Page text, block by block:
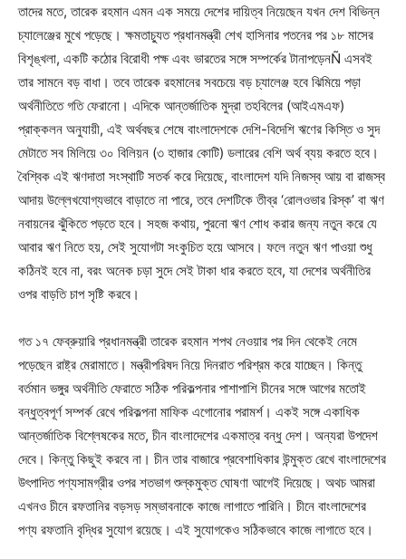
তাদের মতে, তারেক রহমান এমন এক সময়ে দেশের দায়িত্ব নিয়েছেন যখন দেশ বিভিন্ন
চ্যালেঞ্জের মুখে পড়েছে। ক্ষমতাচ্যুত প্রধানমন্ত্রী শেখ হাসিনার পতনের পর ১৮ মাসের
বিশৃঙ্খলা, একটি কঠোর বিরোধী পক্ষ এবং ভারতের সঙ্গে সম্পর্কের টানাপড়েনÑ এসবই
তার সামনে বড় বাধা। তবে তারেক রহমানের সবচেয়ে বড় চ্যালেঞ্জ হবে ঝিমিয়ে পড়া
অর্থনীতিতে গতি ফেরানো। এদিকে আন্তর্জাতিক মুদ্রা তহবিলের (আইএমএফ)
প্রাক্কলন অনুযায়ী, এই অর্থবছর শেষে বাংলাদেশকে দেশি-বিদেশি ঋণের কিস্তি ও সুদ
মেটাতে সব মিলিয়ে ৩০ বিলিয়ন (৩ হাজার কোটি) ডলারের বেশি অর্থ ব্যয় করতে হবে।
বৈশ্বিক এই ঋণদাতা সংস্থাটি সতর্ক করে দিয়েছে, বাংলাদেশ যদি নিজস্ব আয় বা রাজস্ব
আদায় উল্লেখযোগ্যভাবে বাড়াতে না পারে, তবে দেশটিকে তীব্র ‘রোলওভার রিস্ক’ বা ঋণ
নবায়নের ঝুঁকিতে পড়তে হবে। সহজ কথায়, পুরনো ঋণ শোধ করার জন্য নতুন করে যে
আবার ঋণ নিতে হয়, সেই সুযোগটা সংকুচিত হয়ে আসবে। ফলে নতুন ঋণ পাওয়া শুধু
কঠিনই হবে না, বরং অনেক চড়া সুদে সেই টাকা ধার করতে হবে, যা দেশের অর্থনীতির
ওপর বাড়তি চাপ সৃষ্টি করবে।
গত ১৭ ফেব্রুয়ারি প্রধানমন্ত্রী তারেক রহমান শপথ নেওয়ার পর দিন থেকেই নেমে
পড়েছেন রাষ্ট্র মেরামাতে। মন্ত্রীপরিষদ নিয়ে দিনরাত পরিশ্রম করে যাচ্ছেন। কিন্তু
বর্তমান ভঙ্গুর অর্থনীতি ফেরাতে সঠিক পরিকল্পনার পাশাপাশি চীনের সঙ্গে আগের মতোই
বন্ধুত্বপূর্ণ সম্পর্ক রেখে পরিকল্পনা মাফিক এগোনোর পরামর্শ। একই সঙ্গে একাধিক
আন্তর্জাতিক বিশ্লেষকের মতে, চীন বাংলাদেশের একমাত্র বন্ধু দেশ। অন্যরা উপদেশ
দেবে। কিন্তু কিছুই করবে না। চীন তার বাজারে প্রবেশাধিকার উন্মুক্ত রেখে বাংলাদেশের
উৎপাদিত পণ্যসামগ্রীর ওপর শতভাগ শুল্কমুক্ত ঘোষণা আগেই দিয়েছে। অথচ আমরা
এখনও চীনে রফতানির বড়সড় সম্ভাবনাকে কাজে লাগাতে পারিনি। চীনে বাংলাদেশের
পণ্য রফতানি বৃদ্ধির সুযোগ রয়েছে। এই সুযোগকেও সঠিকভাবে কাজে লাগাতে হবে।